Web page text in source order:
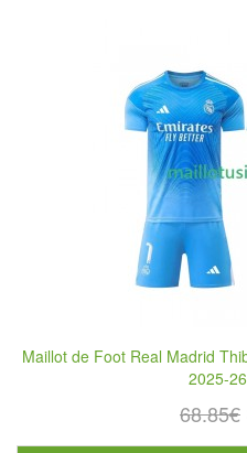
Maillot de Foot Real Madrid
2025-
68.85€